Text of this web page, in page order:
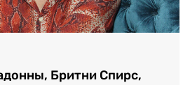
Бритни Спирс,